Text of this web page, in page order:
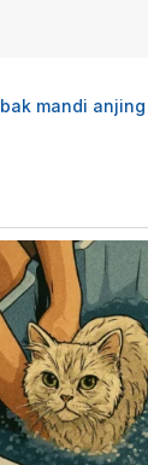
bak mandi anjing